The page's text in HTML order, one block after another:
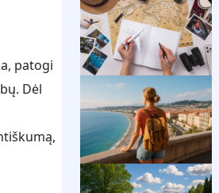
patogi
Dėl